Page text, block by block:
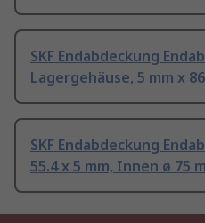
SKF Endabdeckung
Lagergehäuse, 5 mm x
SKF Endabdeckung
55.4 x 5 mm, Innen ø 75